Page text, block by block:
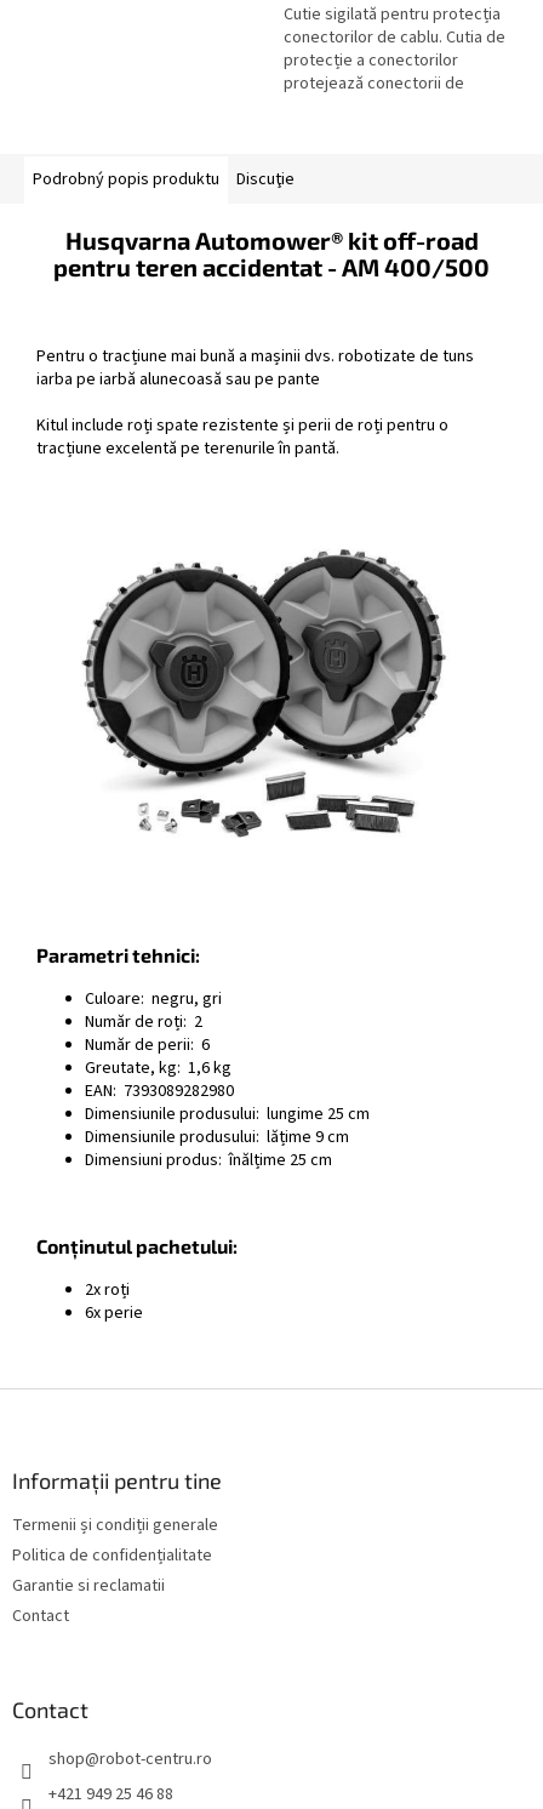
Cutie sigilată pentru protecția
conectorilor de cablu. Cutia de
protecție a conectorilor
protejează conectorii de
Podrobný popis produktu Discuţie
Husqvarna Automower® kit off-road
pentru teren accidentat - AM 400/500
Pentru o tracțiune mai bună a mașinii dvs. robotizate de tuns
iarba pe iarbă alunecoasă sau pe pante
Kitul include roți spate rezistente și perii de roți pentru o
tracțiune excelentă pe terenurile în pantă.
Parametri tehnici:
Culoare: negru, gri
Număr de roți: 2
Număr de perii: 6
Greutate, kg: 1,6 kg
EAN: 7393089282980
Dimensiunile produsului: lungime 25 cm
Dimensiunile produsului: lățime 9 cm
Dimensiuni produs: înălțime 25 cm
Conținutul pachetului:
2x roți
6x perie
Informații pentru tine
Termenii și condiții generale
Politica de confidențialitate
Garantie si reclamatii
Contact
Contact
shop@robot-centru.ro
+421 949 25 46 88